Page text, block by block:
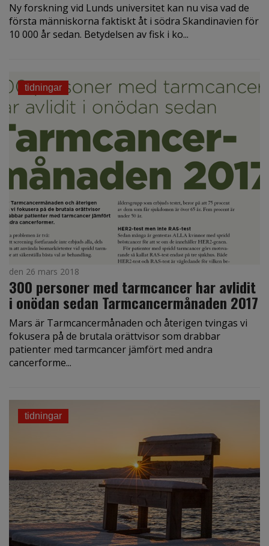
Ny forskning vid Lunds universitet kan nu visa vad de
första människorna faktiskt åt i södra Skandinavien för
10 000 år sedan. Betydelsen av fisk i ko...
tidningar
den 26 mars 2018
300 personer med tarmcancer har avlidit
i onödan sedan Tarmcancer­månaden 2017
Mars är Tarmcancermånaden och återigen tvingas vi
fokusera på de brutala orättvisor som drabbar
patienter med tarmcancer jämfört med andra
cancerforme...
tidningar